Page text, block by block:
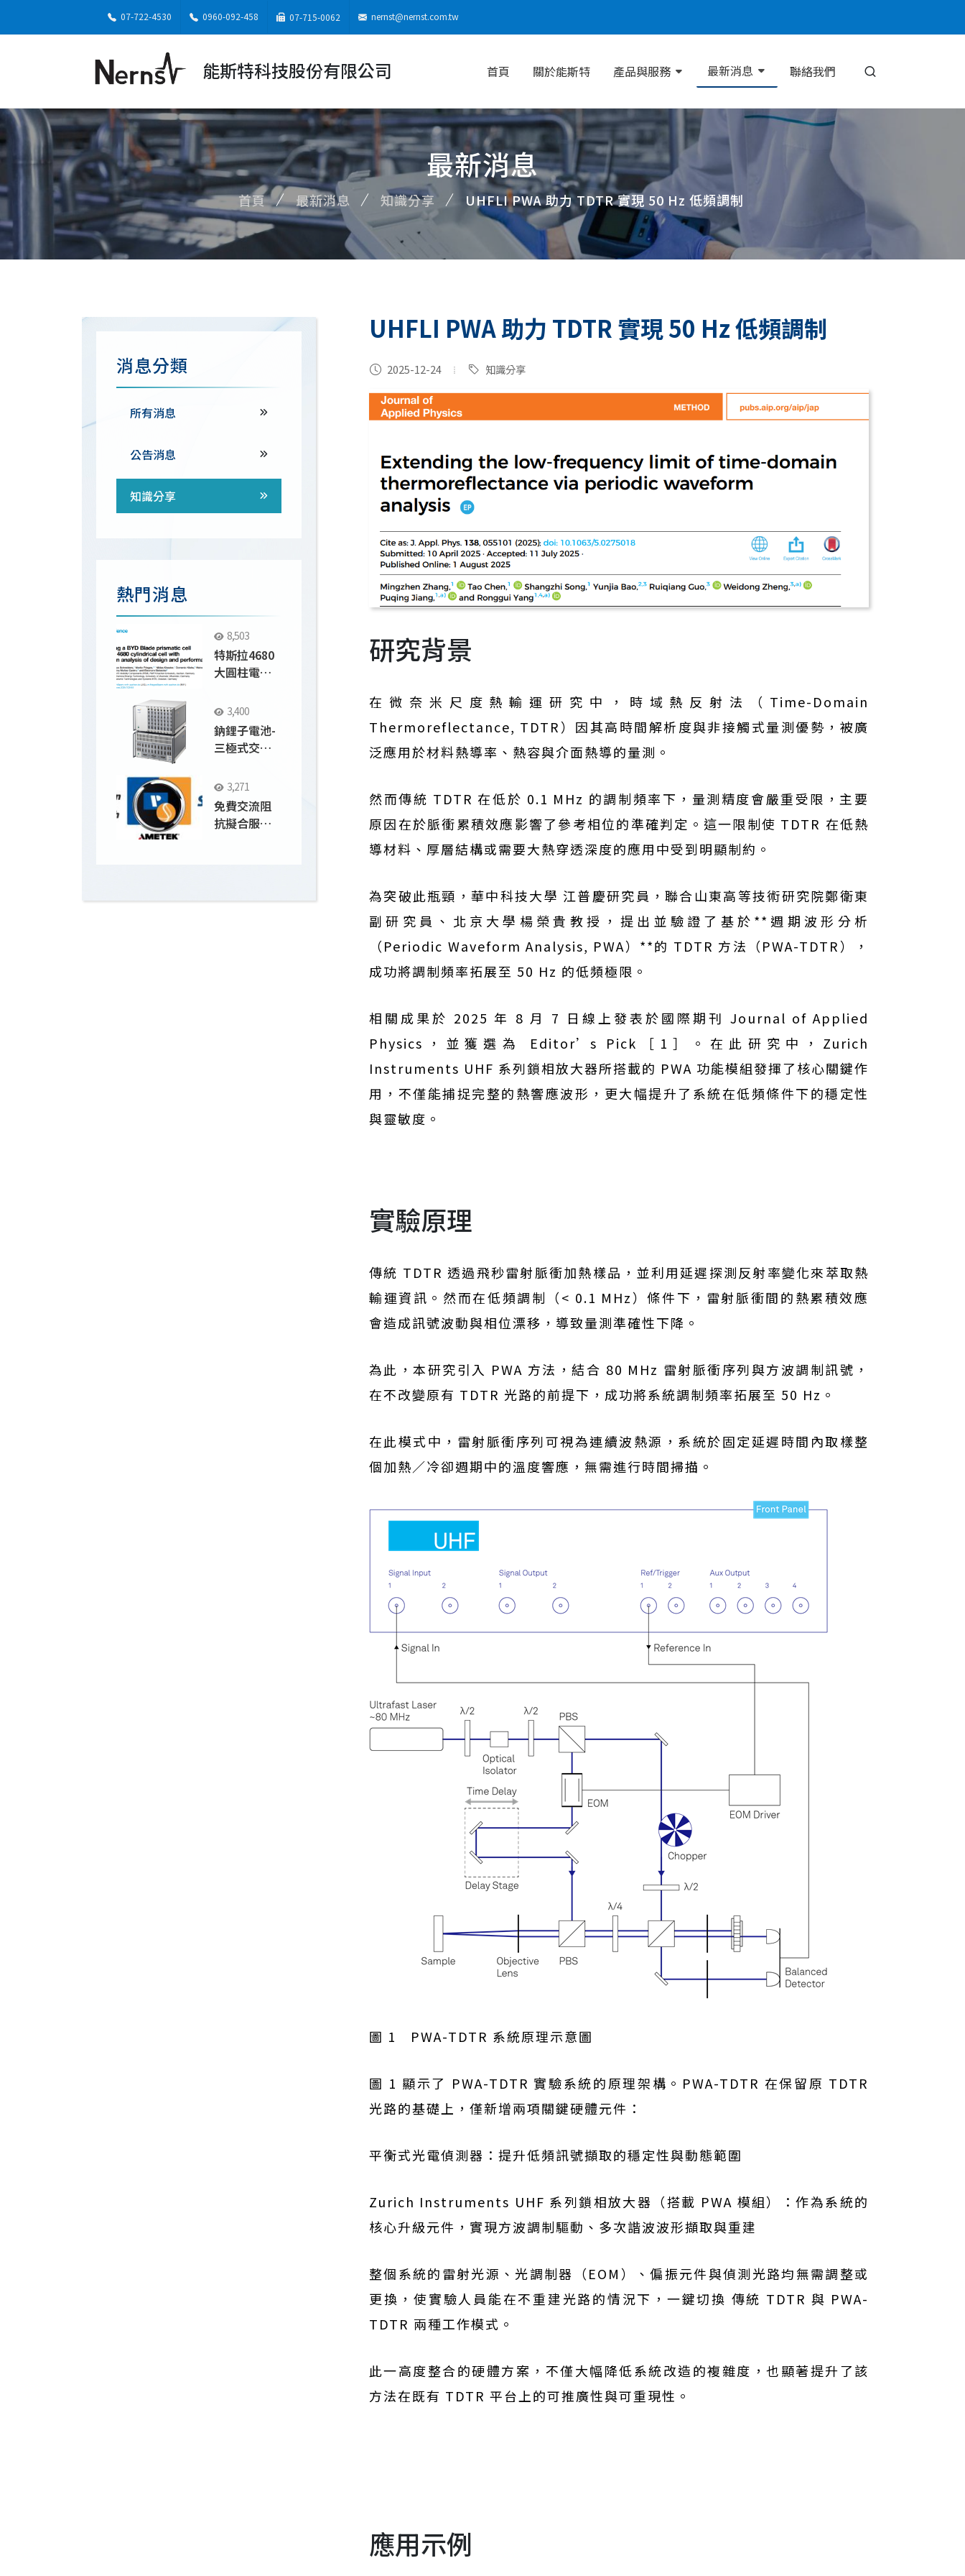
07-722-4530 0960-092-458 07-715-0062 nernst@nernst.com.tw
能斯特科技股份有限公司 首頁 關於能斯特 產品與服務 最新消息 聯絡我們
最新消息
首頁 最新消息 知識分享 UHFLI PWA 助力 TDTR 實現 50 Hz 低頻調制
消息分類
所有消息
公告消息
知識分享
熱門消息
8,503
特斯拉4680
大圓柱電池
片電池；
Solartron
9300應用
3,400
鈉鋰子電池-
三極式交流
環後正負極
界面之變化
3,271
免費交流阻
抗擬合服務
UHFLI PWA 助力 TDTR 實現 50 Hz 低頻調制
2025-12-24 知識分享
研究背景
在微奈米尺度熱輸運研究中，時域熱反射法（Time-Domain
Thermoreflectance, TDTR）因其高時間解析度與非接觸式量測優勢，被廣
泛應用於材料熱導率、熱容與介面熱導的量測。
然而傳統 TDTR 在低於 0.1 MHz 的調制頻率下，量測精度會嚴重受限，主要
原因在於脈衝累積效應影響了參考相位的準確判定。這一限制使 TDTR 在低熱
導材料、厚層結構或需要大熱穿透深度的應用中受到明顯制約。
為突破此瓶頸，華中科技大學 江普慶研究員，聯合山東高等技術研究院鄭衛東
副研究員、北京大學楊榮貴教授，提出並驗證了基於**週期波形分析
（Periodic Waveform Analysis, PWA）**的 TDTR 方法（PWA-TDTR），
成功將調制頻率拓展至 50 Hz 的低頻極限。
相關成果於 2025 年 8 月 7 日線上發表於國際期刊 Journal of Applied
Physics，並獲選為 Editor’s Pick［1］。在此研究中，Zurich
Instruments UHF 系列鎖相放大器所搭載的 PWA 功能模組發揮了核心關鍵作
用，不僅能捕捉完整的熱響應波形，更大幅提升了系統在低頻條件下的穩定性
與靈敏度。
實驗原理
傳統 TDTR 透過飛秒雷射脈衝加熱樣品，並利用延遲探測反射率變化來萃取熱
輸運資訊。然而在低頻調制（< 0.1 MHz）條件下，雷射脈衝間的熱累積效應
會造成訊號波動與相位漂移，導致量測準確性下降。
為此，本研究引入 PWA 方法，結合 80 MHz 雷射脈衝序列與方波調制訊號，
在不改變原有 TDTR 光路的前提下，成功將系統調制頻率拓展至 50 Hz。
在此模式中，雷射脈衝序列可視為連續波熱源，系統於固定延遲時間內取樣整
個加熱／冷卻週期中的溫度響應，無需進行時間掃描。
圖 1 PWA-TDTR 系統原理示意圖
圖 1 顯示了 PWA-TDTR 實驗系統的原理架構。PWA-TDTR 在保留原 TDTR
光路的基礎上，僅新增兩項關鍵硬體元件：
平衡式光電偵測器：提升低頻訊號擷取的穩定性與動態範圍
Zurich Instruments UHF 系列鎖相放大器（搭載 PWA 模組）：作為系統的
核心升級元件，實現方波調制驅動、多次諧波波形擷取與重建
整個系統的雷射光源、光調制器（EOM）、偏振元件與偵測光路均無需調整或
更換，使實驗人員能在不重建光路的情況下，一鍵切換 傳統 TDTR 與 PWA-
TDTR 兩種工作模式。
此一高度整合的硬體方案，不僅大幅降低系統改造的複雜度，也顯著提升了該
方法在既有 TDTR 平台上的可推廣性與可重現性。
應用示例